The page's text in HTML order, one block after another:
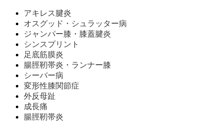
アキレス腱炎
オスグッド・シュラッター病
ジャンパー膝・膝蓋腱炎
シンスプリント
足底筋膜炎
腸脛靭帯炎・ランナー膝
シーバー病
変形性膝関節症
外反母趾
成長痛
腸脛靭帯炎